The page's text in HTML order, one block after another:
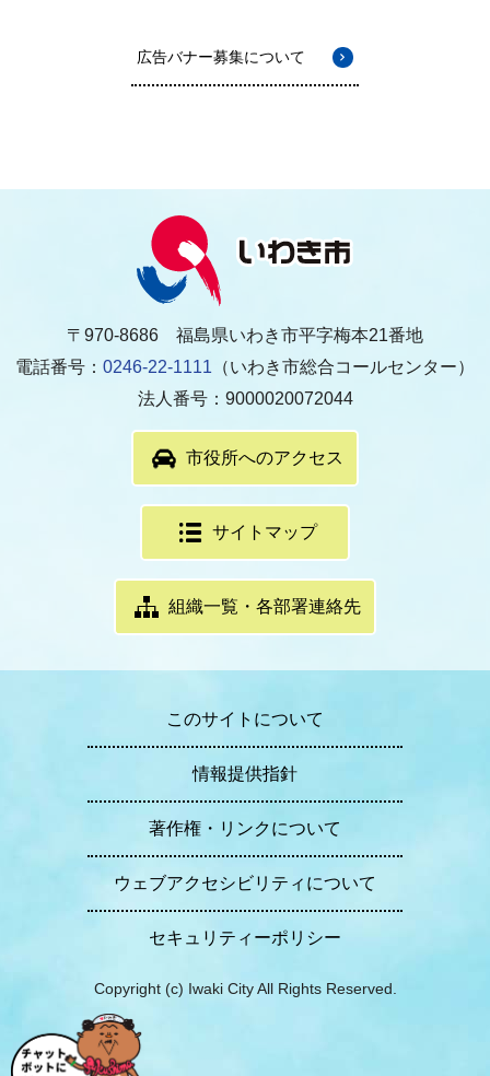
広告バナー募集について
〒970-8686 福島県いわき市平字梅本21番地
電話番号： 0246-22-1111 （いわき市総合コールセンター）
法人番号：9000020072044
市役所へのアクセス
サイトマップ
組織一覧・各部署連絡先
このサイトについて
情報提供指針
著作権・リンクについて
ウェブアクセシビリティについて
セキュリティーポリシー
Copyright (c) Iwaki City All Rights Reserved.